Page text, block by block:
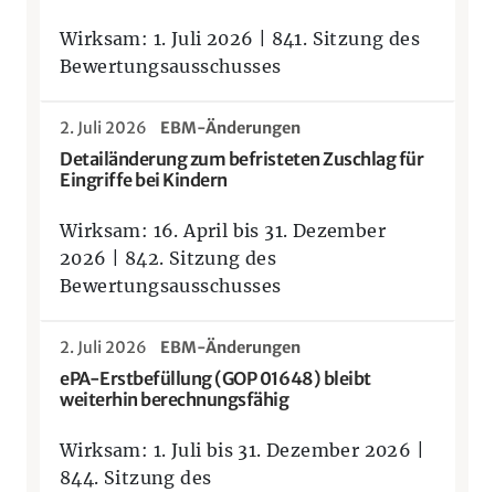
Wirksam: 1. Juli 2026 | 841. Sitzung des
Bewertungsausschusses
Detailänderung zum befristeten Zuschlag für
Eingriffe bei Kindern
2. Juli 2026 EBM-Änderungen
Wirksam: 16. April bis 31. Dezember
2026 | 842. Sitzung des
Bewertungsausschusses
ePA-Erstbefüllung (GOP 01648) bleibt
weiterhin berechnungsfähig
2. Juli 2026 EBM-Änderungen
Wirksam: 1. Juli bis 31. Dezember 2026 |
844. Sitzung des